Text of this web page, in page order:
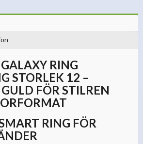
RING
STORLEK 12 –
FÖR STILREN
RING FÖR